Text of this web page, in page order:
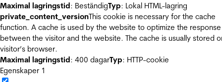
Maximal lagringstid: BeständigTyp: Lokal HTML-lagring
private_content_versionThis cookie is necessary for the cache
function. A cache is used by the website to optimize the
between the visitor and the website. The cache is usually stored
visitor’s browser.
Maximal lagringstid: 400 dagarTyp: HTTP-cookie
Egenskaper 1